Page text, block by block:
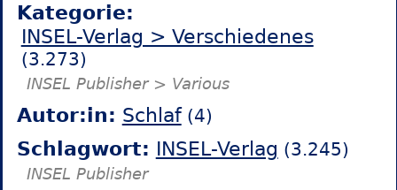
Kategorie:
INSEL-Verlag > Verschiedenes
(3.273)
INSEL Publisher > Various
Autor:in: Schlaf(4)
Schlagwort: INSEL-Verlag (3.245)
INSEL Publisher